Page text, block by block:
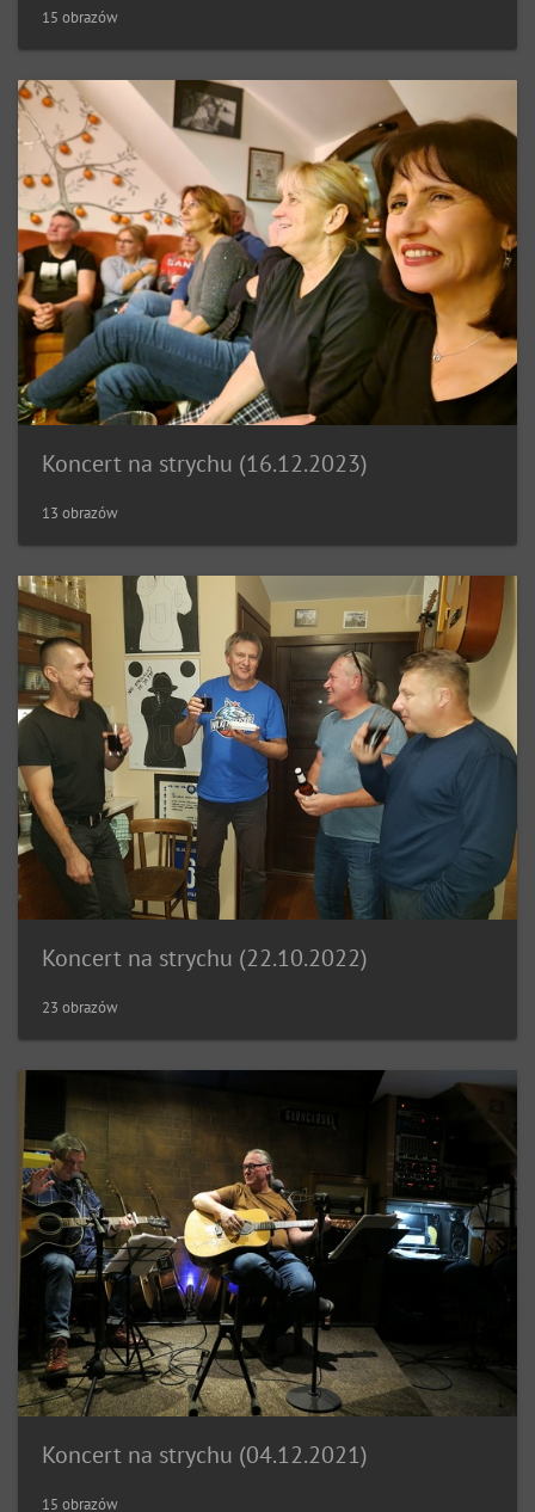
15 obrazów
Koncert na strychu (16.12.2023)
13 obrazów
Koncert na strychu (22.10.2022)
23 obrazów
Koncert na strychu (04.12.2021)
15 obrazów